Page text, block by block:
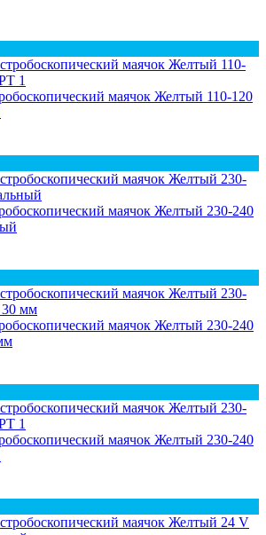
маячок Желтый 110-120
маячок Желтый 230-240
маячок Желтый 230-240
маячок Желтый 230-240